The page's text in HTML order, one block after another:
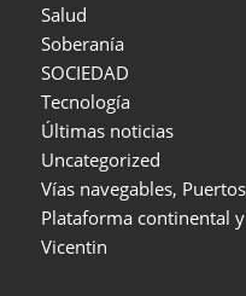
Salud
Soberanía
SOCIEDAD
Tecnología
Últimas noticias
Uncategorized
Vías navegables,
Plataforma continental
Vicentin